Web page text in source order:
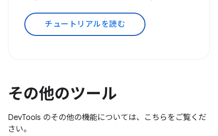
チュートリアルを読む
その他のツール
DevTools のその他の機能については、こちらをご覧くだ
さい。